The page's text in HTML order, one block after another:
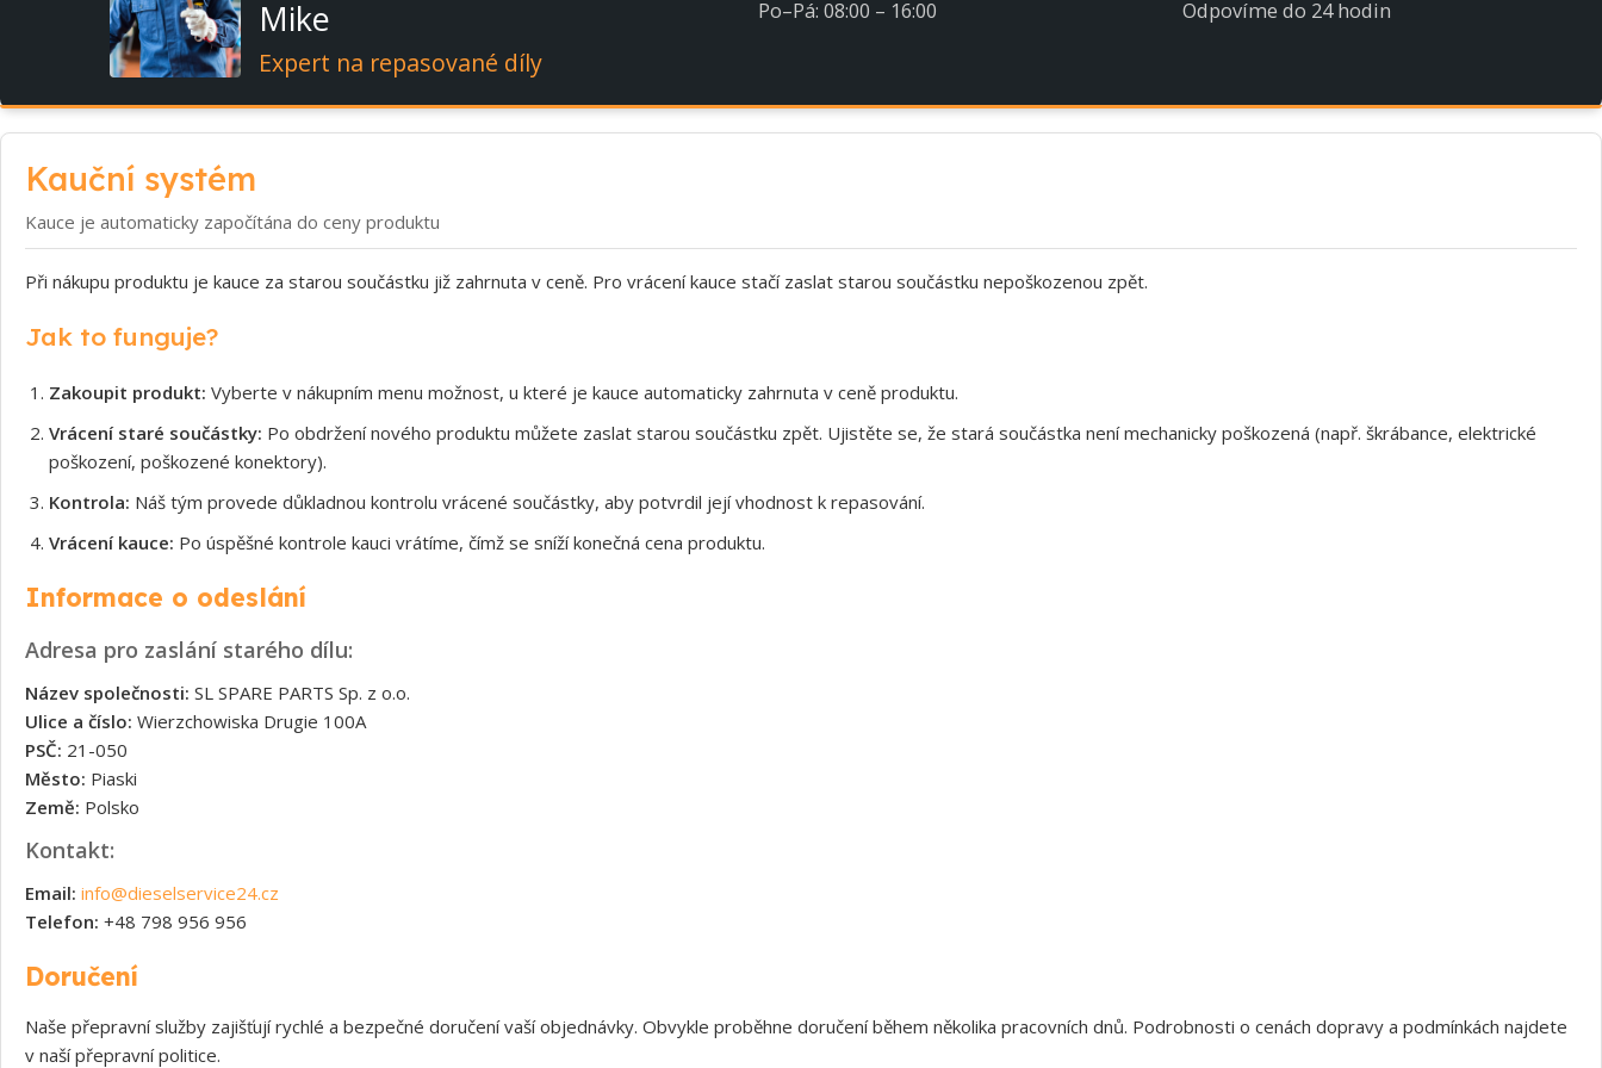
Mike
Expert na repasované díly
Po–Pá: 08:00 – 16:00 Odpovíme do 24 hodin
Kauční systém
Kauce je automaticky započítána do ceny produktu
Při nákupu produktu je kauce za starou součástku již zahrnuta v ceně. Pro vrácení kauce stačí zaslat starou součástku nepoškozenou zpět.
Jak to funguje?
Zakoupit produkt: Vyberte v nákupním menu možnost, u které je kauce automaticky zahrnuta v ceně produktu.
Vrácení staré součástky: Po obdržení nového produktu můžete zaslat starou součástku zpět. Ujistěte se, že stará součástka není mechanicky poškozená (např. škrábance, elektrické
poškození, poškozené konektory).
Kontrola: Náš tým provede důkladnou kontrolu vrácené součástky, aby potvrdil její vhodnost k repasování.
Vrácení kauce: Po úspěšné kontrole kauci vrátíme, čímž se sníží konečná cena produktu.
Informace o odeslání
Adresa pro zaslání starého dílu:
Název společnosti: SL SPARE PARTS Sp. z o.o.
Ulice a číslo: Wierzchowiska Drugie 100A
PSČ: 21-050
Město: Piaski
Země: Polsko
Kontakt:
Email: info@dieselservice24.cz
Telefon: +48 798 956 956
Doručení
Naše přepravní služby zajišťují rychlé a bezpečné doručení vaší objednávky. Obvykle proběhne doručení během několika pracovních dnů. Podrobnosti o cenách dopravy a podmínkách najdete
v naší přepravní politice.